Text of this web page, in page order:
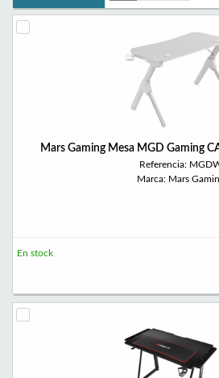
Mars Gaming Mesa MGD Gaming
Referencia:
Marca: Mars
En stock